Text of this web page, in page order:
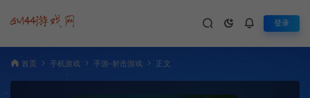
登录
首页 手机游戏 手游-射击游戏 正文